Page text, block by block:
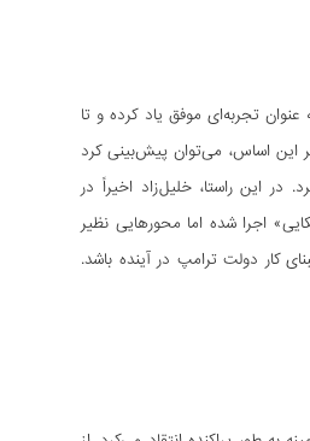
تجربه‌­ای موفق یاد کرده و تا
این اساس، می‌­توان پیش‌­بینی کرد
این راستا، خلیل‌­زاد اخیراً در
اجرا شده اما محورهایی نظیر
کار دولت ترامپ در آینده باشد.